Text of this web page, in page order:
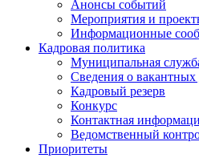
Анонсы событий
Мероприятия и
Информационные
Кадровая политика
Муниципальная
Сведения о вакантных
Кадровый резерв
Конкурс
Контактная
Ведомственный
Приоритеты